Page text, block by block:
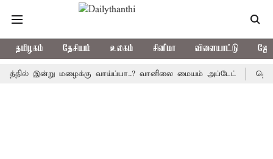
தமிழகம் தேசியம் உலகம் சினிமா விளையாட்டு
இன்று மழைக்கு வாய்ப்பா..? வானிலை மையம் அப்டேட் தொழிலில்